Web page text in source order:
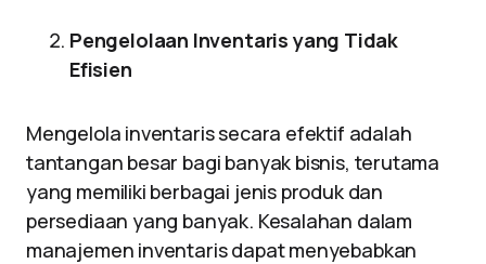
Pengelolaan Inventaris yang Tidak
Efisien
Mengelola inventaris secara efektif adalah
tantangan besar bagi banyak bisnis, terutama
yang memiliki berbagai jenis produk dan
persediaan yang banyak. Kesalahan dalam
manajemen inventaris dapat menyebabkan